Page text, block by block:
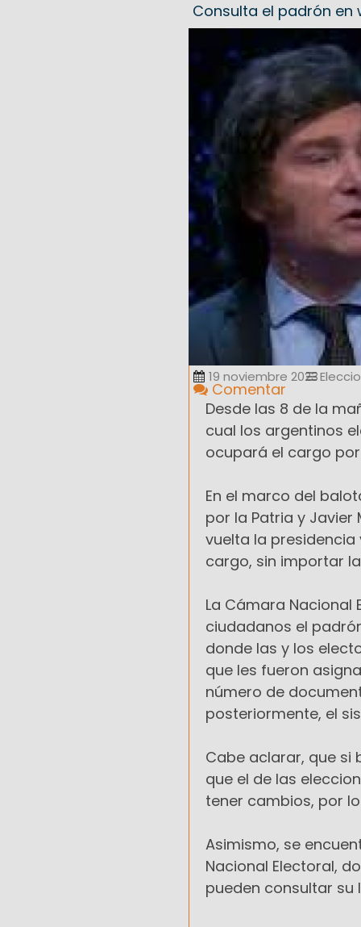
Consulta el padrón en
19 noviembre 2023
Comentar
Desde las 8 de la
cual los argentinos
ocupará el cargo
En el marco del
por la Patria y Javier
vuelta la
cargo, sin importar
La Cámara Nacional
ciudadanos el
donde las y los
que les fueron
número de
posteriormente, el
Cabe aclarar, que si
que el de las
tener cambios, por
Asimismo, se
Nacional Electoral,
pueden consultar su